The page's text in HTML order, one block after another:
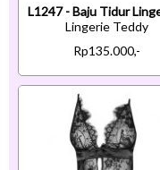
Lingerie Teddy
Rp135.000,-